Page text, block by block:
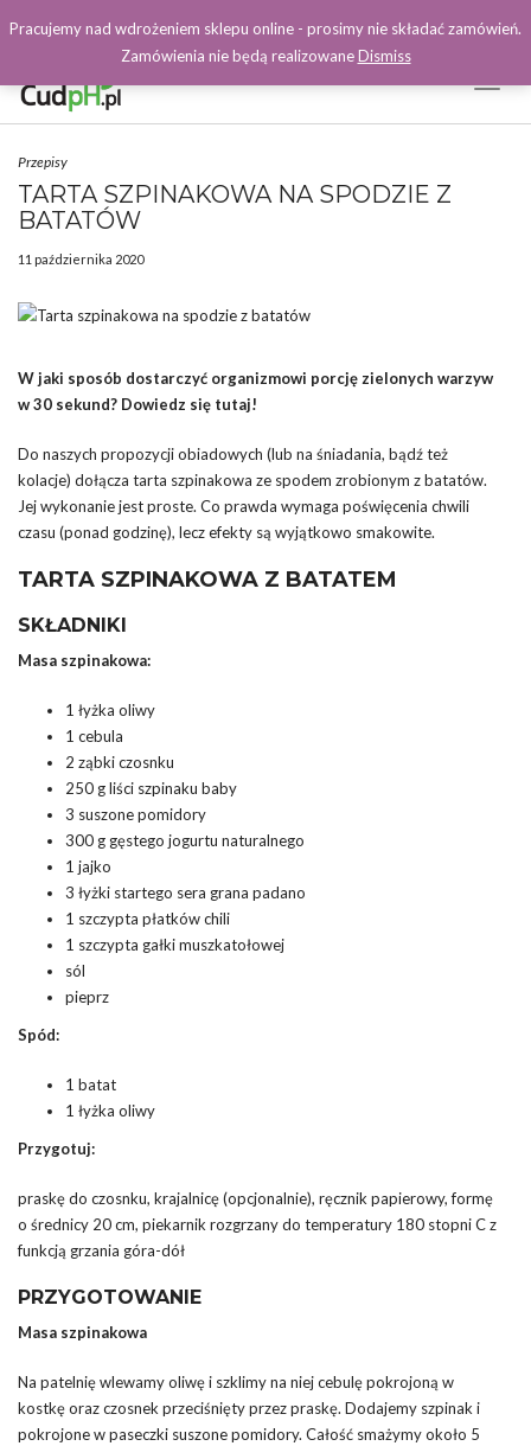
Facebook
Przepisy
TARTA SZPINAKOWA NA SPODZIE Z
BATATÓW
11 października 2020
W jaki sposób dostarczyć organizmowi porcję zielonych warzyw
w 30 sekund? Dowiedz się tutaj!
Do naszych propozycji obiadowych (lub na śniadania, bądź też
kolacje) dołącza tarta szpinakowa ze spodem zrobionym z batatów.
Jej wykonanie jest proste. Co prawda wymaga poświęcenia chwili
czasu (ponad godzinę), lecz efekty są wyjątkowo smakowite.
TARTA SZPINAKOWA Z BATATEM
SKŁADNIKI
Masa szpinakowa:
1 łyżka oliwy
1 cebula
2 ząbki czosnku
250 g liści szpinaku baby
3 suszone pomidory
300 g gęstego jogurtu naturalnego
1 jajko
3 łyżki startego sera grana padano
1 szczypta płatków chili
1 szczypta gałki muszkatołowej
sól
pieprz
Spód:
1 batat
1 łyżka oliwy
Przygotuj:
praskę do czosnku, krajalnicę (opcjonalnie), ręcznik papierowy, formę
o średnicy 20 cm, piekarnik rozgrzany do temperatury 180 stopni C z
funkcją grzania góra-dół
PRZYGOTOWANIE
Masa szpinakowa
Na patelnię wlewamy oliwę i szklimy na niej cebulę pokrojoną w
kostkę oraz czosnek przeciśnięty przez praskę. Dodajemy szpinak i
pokrojone w paseczki suszone pomidory. Całość smażymy około 5
Pracujemy nad wdrożeniem sklepu online - prosimy nie składać zamówień.
Zamówienia nie będą realizowaneDismiss